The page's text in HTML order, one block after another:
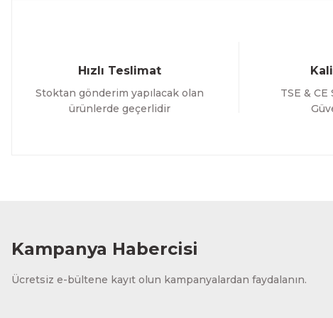
Hızlı Teslimat
Stoktan gönderim yapılacak olan
ürünlerde geçerlidir
TSE &
Kampanya Habercisi
Ücretsiz e-bültene kayıt olun kampanyalardan faydalanın.